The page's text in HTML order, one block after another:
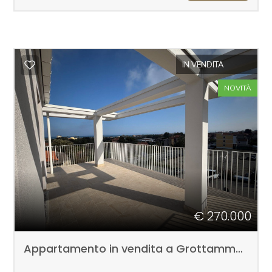
IN VENDITA
NOVITÀ
€ 270.000
Appartamento in vendita a Grottammare
5
5+
Camere
minime
Qualsiasi
1